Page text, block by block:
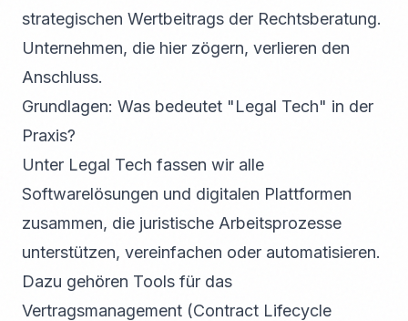
strategischen Wertbeitrags der Rechtsberatung.
Unternehmen, die hier zögern, verlieren den
Anschluss.
Grundlagen: Was bedeutet "Legal Tech" in der
Praxis?
Unter Legal Tech fassen wir alle
Softwarelösungen und digitalen Plattformen
zusammen, die juristische Arbeitsprozesse
unterstützen, vereinfachen oder automatisieren.
Dazu gehören Tools für das
Vertragsmanagement (Contract Lifecycle